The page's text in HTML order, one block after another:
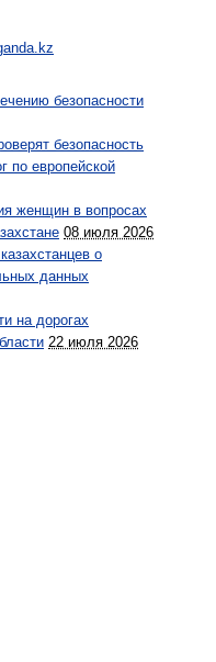
безопасности
безопасность
по европейской
женщин в вопросах
08 июля 2026
о
данных
на дорогах
22 июля 2026